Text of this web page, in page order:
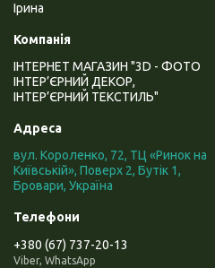
Ірина
ІНТЕРНЕТ МАГАЗИН "3D - ФОТО
ІНТЕР’ЄРНИЙ ДЕКОР,
ІНТЕР’ЄРНИЙ ТЕКСТИЛЬ"
вул. Короленко, 72, ТЦ «Ринок на
Київській», Поверх 2, Бутік 1,
Бровари, Україна
+380 (67) 737-20-13
Viber, WhatsApp